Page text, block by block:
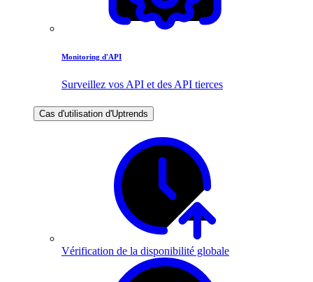
Monitoring d'API
Surveillez vos API et des API tierces
Cas d'utilisation d'Uptrends
Vérification de la disponibilité globale